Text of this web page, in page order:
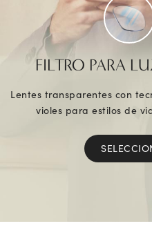
FILTRO PARA
Lentes transparentes con
violes para estilos de